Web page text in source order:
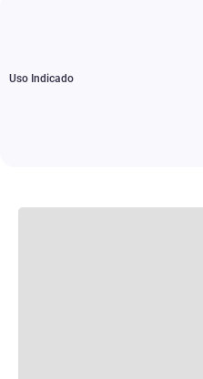
Uso Indicado